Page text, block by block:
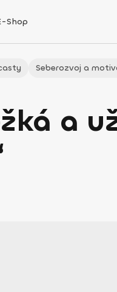
Shop
Seberozvoj a
a